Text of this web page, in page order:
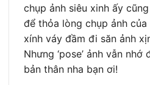
chụp ảnh siêu xinh ấy cũng
để thỏa lòng chụp ảnh
xính váy đầm đi săn ảnh
Nhưng ‘pose’ ảnh vẫn
bản thân nha bạn ơi!